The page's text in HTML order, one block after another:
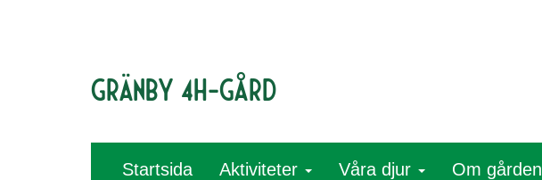
Gränby 4H-gård
Startsida Aktiviteter Våra djur Om gården